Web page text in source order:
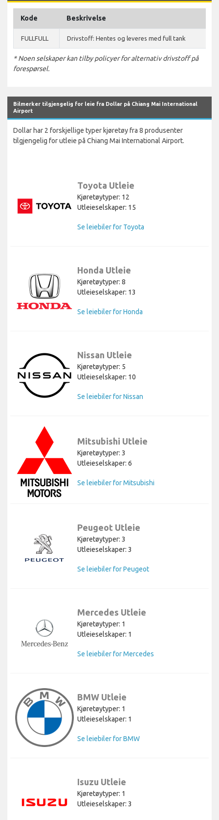
Kode Beskrivelse
FULLFULL Drivstoff: Hentes og leveres med full tank
* Noen selskaper kan tilby policyer for alternativ drivstoff på
forespørsel.
Bilmerker tilgjengelig for leie fra Dollar på Chiang Mai International
Airport
Dollar har 2 forskjellige typer kjøretøy fra 8 produsenter
tilgjengelig for utleie på Chiang Mai International Airport.
Toyota Utleie
Kjøretøytyper: 12
Utleieselskaper: 15
Se leiebiler for Toyota
Honda Utleie
Kjøretøytyper: 8
Utleieselskaper: 13
Se leiebiler for Honda
Nissan Utleie
Kjøretøytyper: 5
Utleieselskaper: 10
Se leiebiler for Nissan
Mitsubishi Utleie
Kjøretøytyper: 3
Utleieselskaper: 6
Se leiebiler for Mitsubishi
Peugeot Utleie
Kjøretøytyper: 3
Utleieselskaper: 3
Se leiebiler for Peugeot
Mercedes Utleie
Kjøretøytyper: 1
Utleieselskaper: 1
Se leiebiler for Mercedes
BMW Utleie
Kjøretøytyper: 1
Utleieselskaper: 1
Se leiebiler for BMW
Isuzu Utleie
Kjøretøytyper: 1
Utleieselskaper: 3